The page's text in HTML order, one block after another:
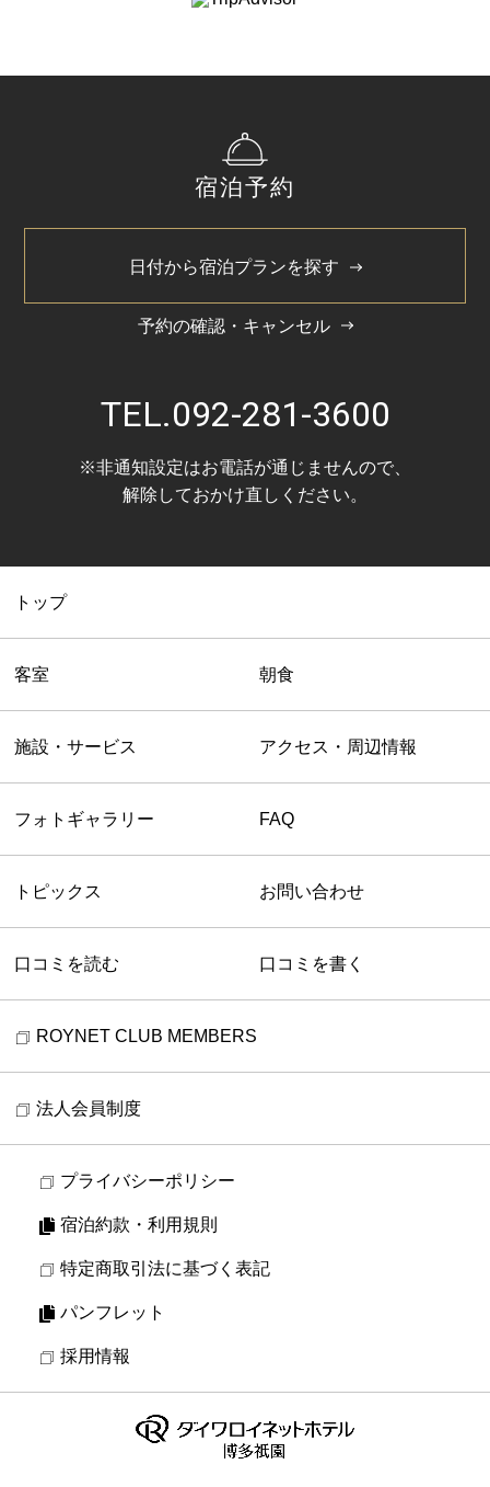
宿泊予約
日付から宿泊プランを探す
予約の確認・キャンセル
TEL.092-281-3600
※非通知設定はお電話が通じませんので、
解除しておかけ直しください。
トップ
客室 朝食
施設・サービス アクセス・周辺情報
フォトギャラリー FAQ
トピックス お問い合わせ
口コミを読む 口コミを書く
ROYNET CLUB MEMBERS
法人会員制度
プライバシーポリシー
宿泊約款・利用規則
特定商取引法に基づく表記
パンフレット
採用情報